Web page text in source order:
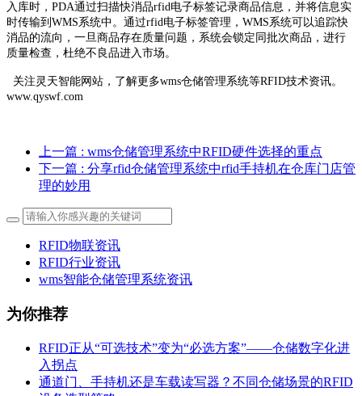
入库时，PDA通过扫描快消品rfid电子标签记录商品信息，并将信息实
时传输到WMS系统中。通过rfid电子标签管理，WMS系统可以追踪快
消品的流向，一旦商品存在质量问题，系统会锁定同批次商品，进行
质量检查，杜绝不良品进入市场。
关注灵天智能网站，了解更多wms仓储管理系统等RFID技术资讯。
www.qyswf.com
上一篇 : wms仓储管理系统中RFID硬件选择的重点
下一篇 : 分享rfid仓储管理系统中rfid手持机在仓库门店管
理的妙用
RFID物联资讯
RFID行业资讯
wms智能仓储管理系统资讯
为你推荐
RFID正从“可选技术”变为“必选方案”——仓储数字化进
入拐点
通道门、手持机还是车载读写器？不同仓储场景的RFID